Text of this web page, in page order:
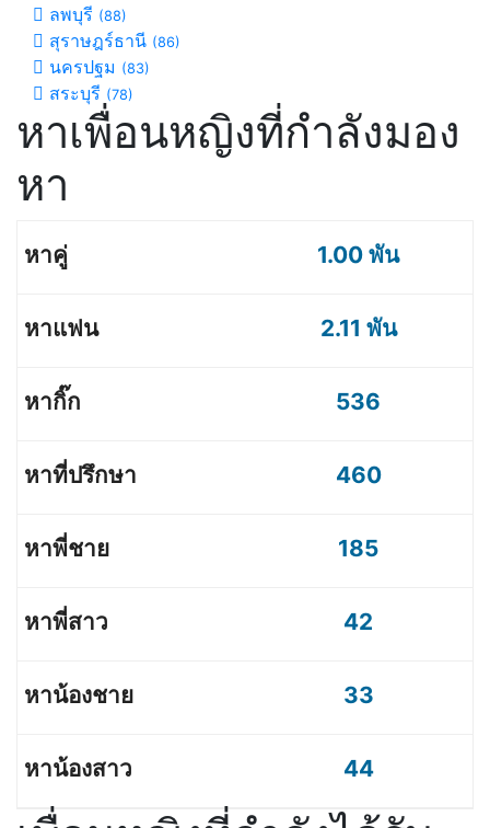
ลพบุรี (88)
สุราษฎร์ธานี (86)
นครปฐม (83)
สระบุรี (78)
หาเพื่อนหญิงที่กำลังมอง
หา
1.00 พัน
2.11 พัน
536
460
185
42
33
44